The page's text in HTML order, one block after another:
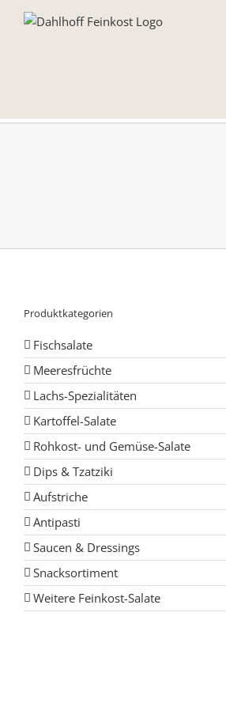
Produktkategorien
Fischsalate
Meeresfrüchte
Lachs-Spezialitäten
Kartoffel-Salate
Rohkost- und Gemüse-Salate
Dips & Tzatziki
Aufstriche
Antipasti
Saucen & Dressings
Snacksortiment
Weitere Feinkost-Salate